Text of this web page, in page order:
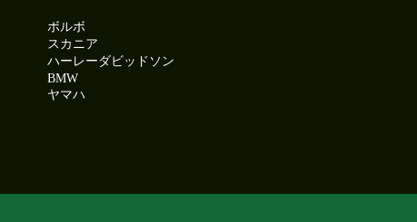
ボルボ
スカニア
ハーレーダビッドソン
BMW
ヤマハ